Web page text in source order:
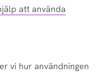
att använda
vi hur användningen